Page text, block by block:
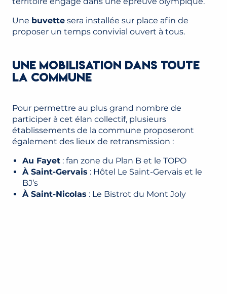
Une buvette sera installée sur place afin de
proposer un temps convivial ouvert à tous.
UNE MOBILISATION DANS TOUTE
LA COMMUNE
Pour permettre au plus grand nombre de
participer à cet élan collectif, plusieurs
établissements de la commune proposeront
également des lieux de retransmission :
Au Fayet : fan zone du Plan B et le TOPO
À Saint-Gervais : Hôtel Le Saint-Gervais et le
BJ’s
À Saint-Nicolas : Le Bistrot du Mont Joly